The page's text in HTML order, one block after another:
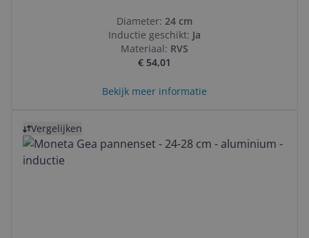
Diameter: 24 cm
Inductie geschikt: Ja
Materiaal: RVS
€ 54,01
Bekijk meer informatie
Vergelijken